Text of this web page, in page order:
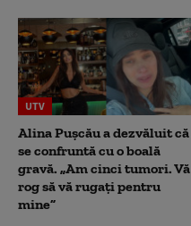
UTV
Alina Pușcău a dezvăluit că
se confruntă cu o boală
gravă. „Am cinci tumori. Vă
rog să vă rugați pentru
mine”